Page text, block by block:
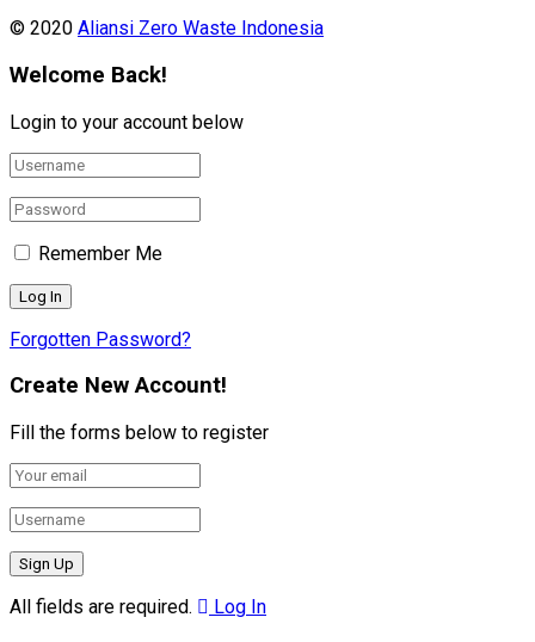
© 2020 Aliansi Zero Waste Indonesia
Welcome Back!
Login to your account below
Remember Me
Forgotten Password?
Create New Account!
Fill the forms below to register
All fields are required. Log In